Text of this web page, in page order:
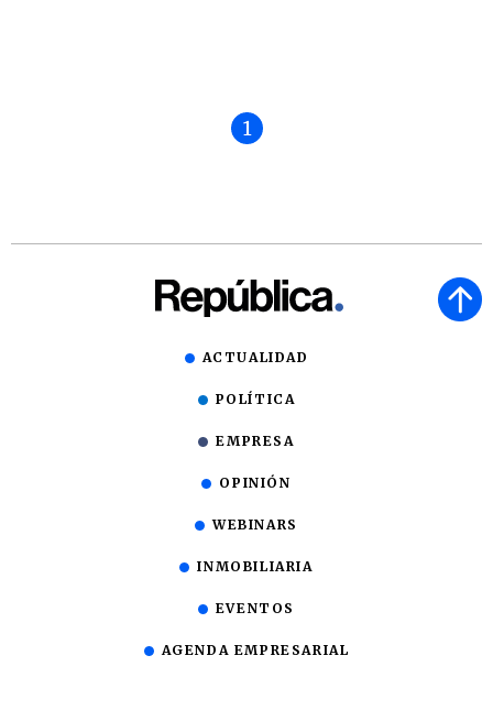
1
ACTUALIDAD
POLÍTICA
EMPRESA
OPINIÓN
WEBINARS
INMOBILIARIA
EVENTOS
AGENDA EMPRESARIAL